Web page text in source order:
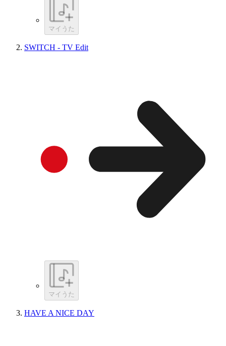
マイうた
SWITCH - TV Edit
マイうた
HAVE A NICE DAY